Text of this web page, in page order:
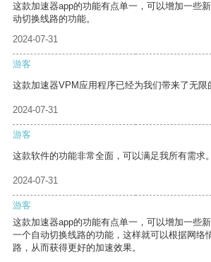
这款加速器app的功能有点单一，可以增加一些
动切换线路的功能。
2024-07-31
游客
这款加速器VPM应用程序已经为我们带来了无限
2024-07-31
游客
这款软件的功能非常全面，可以满足我所有需求。
2024-07-31
游客
这款加速器app的功能有点单一，可以增加一些
一个自动切换线路的功能，这样就可以根据网络
路，从而获得更好的加速效果。